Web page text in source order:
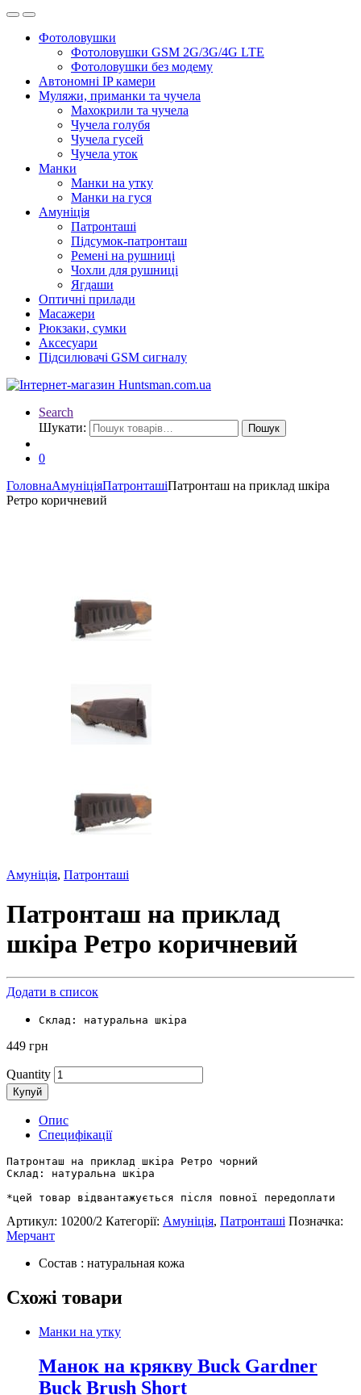
Фотоловушки
Фотоловушки GSM 2G/3G/4G LTE
Фотоловушки без модему
Автономні IP камери
Муляжи, приманки та чучела
Махокрили та чучела
Чучела голубя
Чучела гусей
Чучела уток
Манки
Манки на утку
Манки на гуся
Амуніція
Патронташі
Підсумок-патронташ
Ремені на рушниці
Чохли для рушниці
Ягдаши
Оптичні прилади
Масажери
Рюкзаки, сумки
Аксесуари
Підсилювачі GSM сигналу
Search
Шукати:
Пошук
0
ГоловнаАмуніціяПатронташіПатронташ на приклад шкіра
Ретро коричневий
Амуніція, Патронташі
Патронташ на приклад
шкіра Ретро коричневий
Додати в список
Склад: натуральна шкіра
449 грн
Quantity
Купуй
Опис
Специфікації
Патронташ на приклад шкіра Ретро чорний
Склад: натуральна шкіра
*цей товар відвантажується після повної передоплати
Артикул: 10200/2 Категорії: Амуніція, Патронташі Позначка:
Мерчант
Состав : натуральная кожа
Схожі товари
Манки на утку
Манок на крякву Buck Gardner
Buck Brush Short